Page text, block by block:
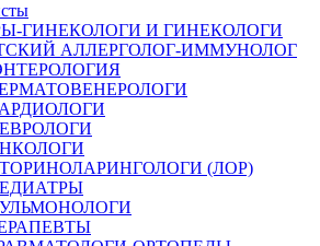
ГИНЕКОЛОГИ И ГИНЕКОЛОГИ
АЛЛЕРГОЛОГ-ИММУНОЛОГ
(ЛОР)